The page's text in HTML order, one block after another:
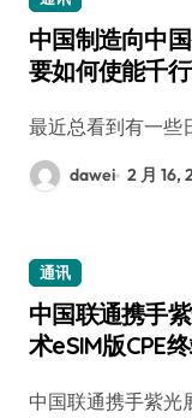
中国制造向中
要如何使能千
最近总看到有一
dawei 2 月 16,
通讯
中国联通携手
术eSIM版CPE
中国联通携手紫